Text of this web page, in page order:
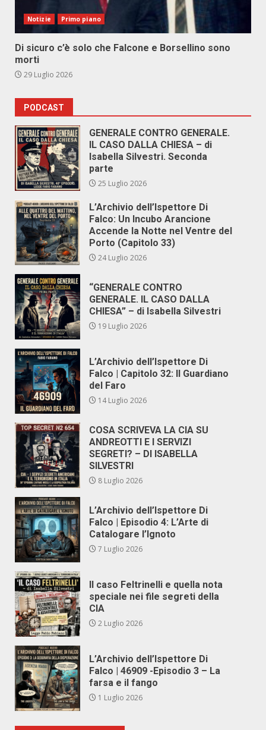
Notizie Primo piano
Di sicuro c’è solo che Falcone e Borsellino sono
morti
29 Luglio 2026
PODCAST
GENERALE CONTRO GENERALE.
IL CASO DALLA CHIESA – di
Isabella Silvestri. Seconda
parte
25 Luglio 2026
L’Archivio dell’Ispettore Di
Falco: Un Incubo Arancione
Accende la Notte nel Ventre del
Porto (Capitolo 33)
24 Luglio 2026
“GENERALE CONTRO
GENERALE. IL CASO DALLA
CHIESA” – di Isabella Silvestri
19 Luglio 2026
L’Archivio dell’Ispettore Di
Falco | Capitolo 32: Il Guardiano
del Faro
14 Luglio 2026
COSA SCRIVEVA LA CIA SU
ANDREOTTI E I SERVIZI
SEGRETI? – DI ISABELLA
SILVESTRI
8 Luglio 2026
L’Archivio dell’Ispettore Di
Falco | Episodio 4: L’Arte di
Catalogare l’Ignoto
7 Luglio 2026
Il caso Feltrinelli e quella nota
speciale nei file segreti della
CIA
2 Luglio 2026
L’Archivio dell’Ispettore Di
Falco | 46909 -Episodio 3 – La
farsa e il fango
1 Luglio 2026